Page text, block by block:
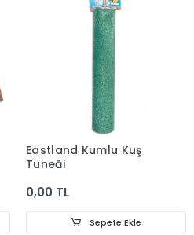
Eastland Kumlu Kuş
Tüneği
0,00 TL
Sepete Ekle